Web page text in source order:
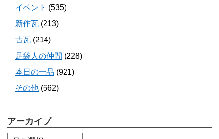
イベント (535)
新作瓦 (213)
古瓦 (214)
足袋人の仲間 (228)
本日の一品 (921)
その他 (662)
アーカイブ